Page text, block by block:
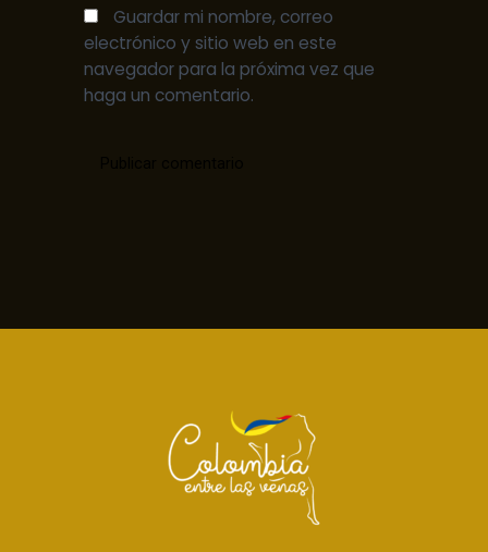
Guardar mi nombre, correo
electrónico y sitio web en este
navegador para la próxima vez que
haga un comentario.